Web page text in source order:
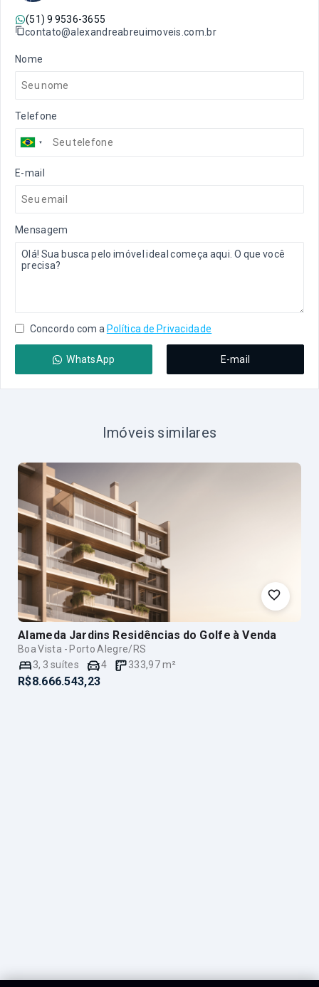
(51) 9 9536-3655
contato@alexandreabreuimoveis.com.br
Nome
Telefone
E-mail
Mensagem
Concordo com a Política de Privacidade
WhatsApp E-mail
Imóveis similares
Alameda Jardins Residências do Golfe à Venda
Boa Vista - Porto Alegre/RS
3, 3 suítes 4 333,97m²
R$8.666.543,23